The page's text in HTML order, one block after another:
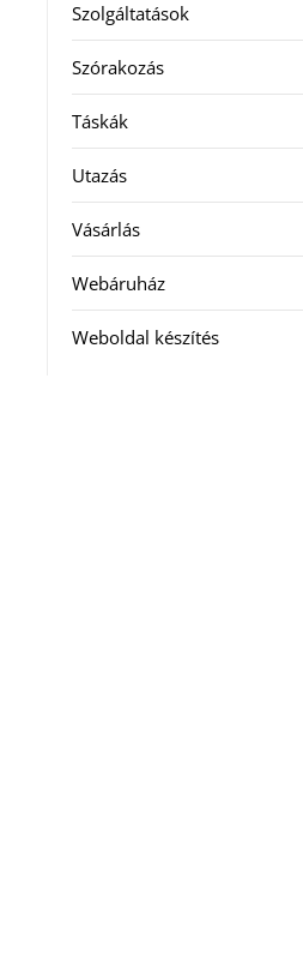
Szolgáltatások
Szórakozás
Táskák
Utazás
Vásárlás
Webáruház
Weboldal készítés